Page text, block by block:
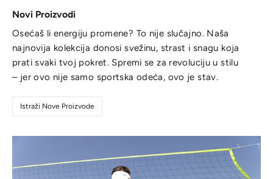
Novi Proizvodi
Osećaš li energiju promene? To nije slučajno. Naša
najnovija kolekcija donosi svežinu, strast i snagu koja
prati svaki tvoj pokret. Spremi se za revoluciju u stilu
– jer ovo nije samo sportska odeća, ovo je stav.
Istraži Nove Proizvode